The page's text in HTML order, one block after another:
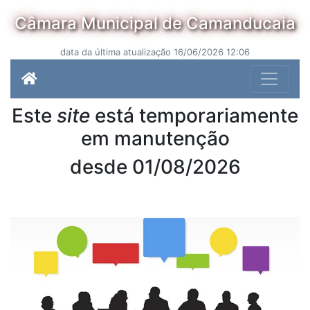
Câmara Municipal de Camanducaia
data da última atualização 16/06/2026 12:06
Este site está temporariamente
em manutenção
desde 01/08/2026